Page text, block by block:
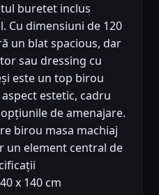
buretet inclus
Cu dimensiuni de 120
un blat spacious, dar
sau dressing cu
este un top birou
estetic, cadru
de amenajare.
birou masa machiaj
un element central de
x 140 cm